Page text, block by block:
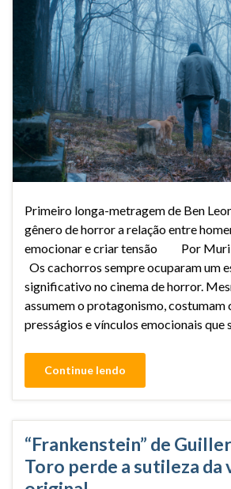
Primeiro longa-metragem de Ben
gênero de horror a relação entre
emocionar e criar tensão Por
Os cachorros sempre ocuparam um
significativo no cinema de horror.
assumem o protagonismo, costumam
presságios e vínculos emocionais que
Continue lendo
“Frankenstein” de
Toro perde a sutileza da